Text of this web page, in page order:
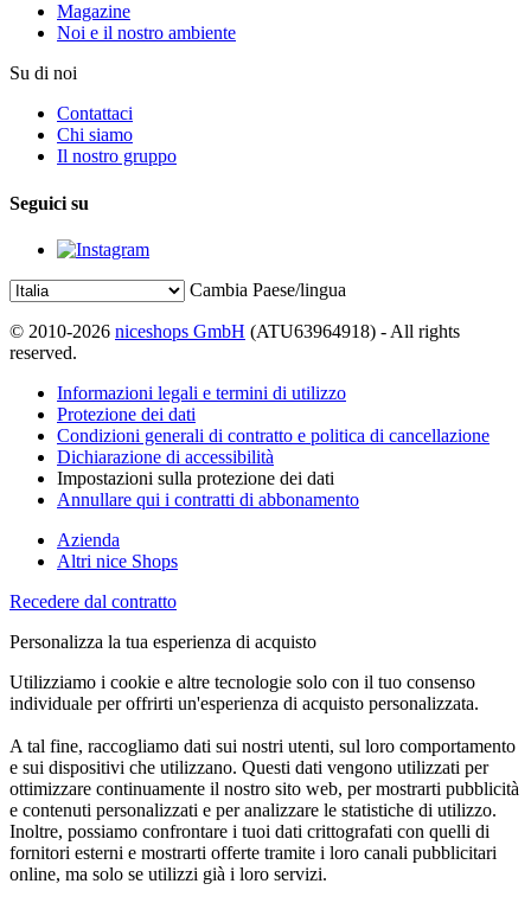
Magazine
Noi e il nostro ambiente
Su di noi
Contattaci
Chi siamo
Il nostro gruppo
Seguici su
Cambia Paese/lingua
© 2010-2026 niceshops GmbH (ATU63964918) - All rights
reserved.
Informazioni legali e termini di utilizzo
Protezione dei dati
Condizioni generali di contratto e politica di cancellazione
Dichiarazione di accessibilità
Impostazioni sulla protezione dei dati
Annullare qui i contratti di abbonamento
Azienda
Altri nice Shops
Recedere dal contratto
Personalizza la tua esperienza di acquisto
Utilizziamo i cookie e altre tecnologie solo con il tuo consenso
individuale per offrirti un'esperienza di acquisto personalizzata.
A tal fine, raccogliamo dati sui nostri utenti, sul loro comportamento
e sui dispositivi che utilizzano. Questi dati vengono utilizzati per
ottimizzare continuamente il nostro sito web, per mostrarti pubblicità
e contenuti personalizzati e per analizzare le statistiche di utilizzo.
Inoltre, possiamo confrontare i tuoi dati crittografati con quelli di
fornitori esterni e mostrarti offerte tramite i loro canali pubblicitari
online, ma solo se utilizzi già i loro servizi.